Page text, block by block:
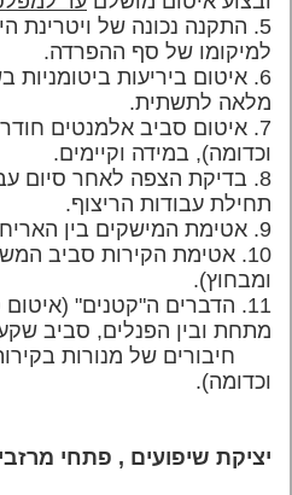
5. התקנה נכונה של ויטרינת
למיקומו של סף ההפרדה.
6. איטום ביריעות
מלאה לתשתית.
7. איטום סביב אלמנטים
וכדומה), במידה וקיימים.
8. בדיקת הצפה לאחר סיום
תחילת עבודות הריצוף.
9. אטימת המישקים בין האריחים ("פוגות").
10. אטימת
הקירות סביב
ומבחוץ).
11. הדברים ה"קטנים"
מתחת ובין הפנלים, סביב
חיבורים של מנורות
וכדומה).
יציקת שיפועים , פתחי